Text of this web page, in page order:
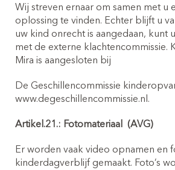
Wij streven ernaar om samen met u
oplossing te vinden. Echter blijft u
uw kind onrecht is aangedaan, kunt
met de externe klachtencommissie.
Mira is aangesloten bij
De Geschillencommissie
www.degeschillencommissie.nl.
Artikel.21.: Fotomateriaal (AVG)
Er worden vaak video opnamen en
kinderdagverblijf gemaakt. Foto’s